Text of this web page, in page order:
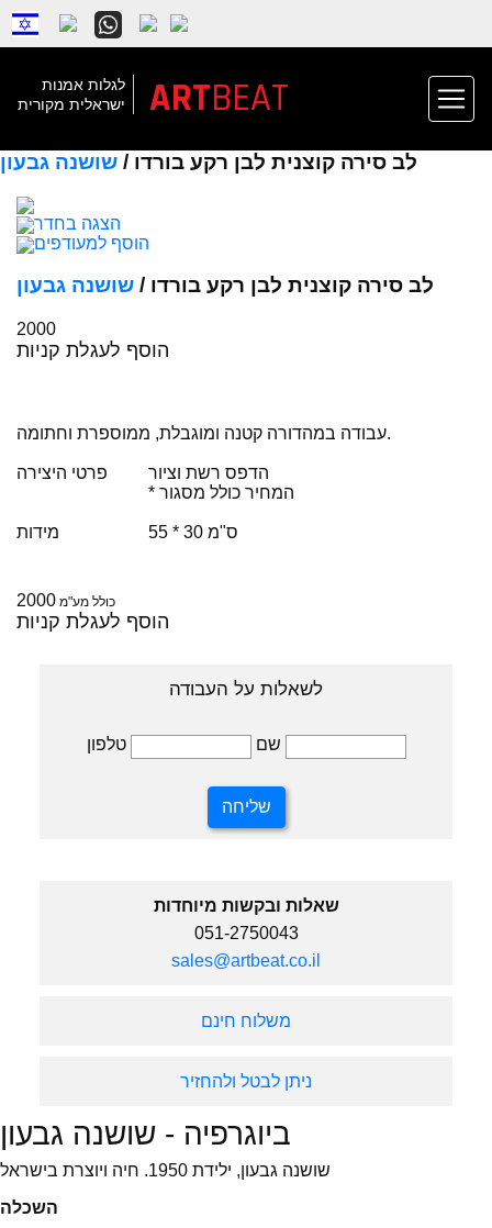
לגלות אמנות
ישראלית מקורית
ARTBEAT
לב סירה קוצנית לבן רקע בורדו / שושנה גבעון
הצגה בחדר
הוסף למעודפים
לב סירה קוצנית לבן רקע בורדו / שושנה גבעון
2000
הוסף לעגלת קניות
עבודה במהדורה קטנה ומוגבלת, ממוספרת וחתומה.
פרטי היצירה
הדפס רשת וציור
* המחיר כולל מסגור
מידות 55 * 30 ס"מ
2000 כולל מע"מ
הוסף לעגלת קניות
לשאלות על העבודה
שם
שאלות ובקשות מיוחדות
051-2750043
sales@artbeat.co.il
משלוח חינם
ניתן לבטל ולהחזיר
ביוגרפיה - שושנה גבעון
שושנה גבעון, ילידת 1950. חיה ויוצרת בישראל
השכלה